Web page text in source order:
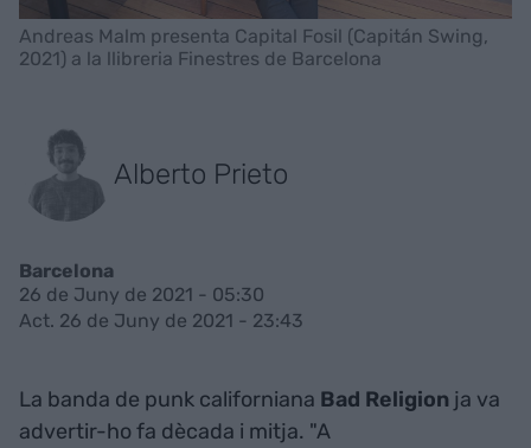
Andreas Malm presenta Capital Fosil (Capitán Swing,
2021) a la llibreria Finestres de Barcelona
Alberto Prieto
Barcelona
26 de Juny de 2021 - 05:30
Act. 26 de Juny de 2021 - 23:43
La banda de punk californiana Bad Religion ja va
advertir-ho fa dècada i mitja. "A